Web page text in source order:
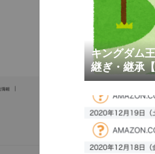
キングダム
継ぎ・継承